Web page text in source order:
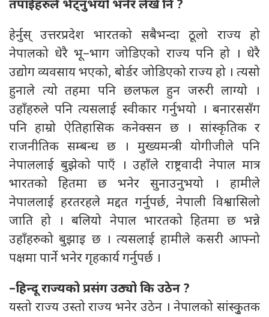
तपाईंहरुले भेट्नुभयो भनेर लेखे नि ?
हेर्नुस् उत्तरप्रदेश भारतको सबैभन्दा ठूलो राज्य हो
नेपालको धेरै भू–भाग जोडिएको राज्य पनि हो । धेरै
उद्योग व्यवसाय भएको, बोर्डर जोडिएको राज्य हो । त्यसो
हुनाले त्यो तहमा पनि छलफल हुन जरुरी लाग्यो ।
उहाँहरुले पनि त्यसलाई स्वीकार गर्नुभयो । बनारससँग
पनि हाम्रो ऐतिहासिक कनेक्सन छ । सांस्कृतिक र
राजनीतिक सम्बन्ध छ । मुख्यमन्त्री योगीजीले पनि
नेपाललाई बुझेको पाएँ । उहाँले राष्ट्रवादी नेपाल मात्र
भारतको हितमा छ भनेर सुनाउनुभयो । हामीले
नेपाललाई हरतरहले मद्दत गर्नुपर्छ, नेपाली विश्वासिलो
जाति हो । बलियो नेपाल भारतको हितमा छ भन्ने
उहाँहरुको बुझाइ छ । त्यसलाई हामीले कसरी आफ्नो
पक्षमा पार्ने भनेर गृहकार्य गर्नुपर्छ ।
–हिन्दू राज्यको प्रसंग उठ्यो कि उठेन ?
यस्तो राज्य उस्तो राज्य भनेर उठेन । नेपालको सांस्कुृतक